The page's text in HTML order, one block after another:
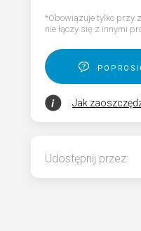
*Obowiązuje tylko przy
nie łączy się z innymi
Jak
Udostępnij przez: